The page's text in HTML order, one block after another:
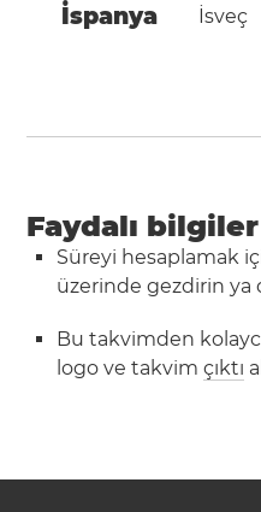
İspanya İsveç
Faydalı bilgiler
Süreyi hesaplamak
üzerinde gezdirin ya
Bu takvimden
logo ve takvimçıktı